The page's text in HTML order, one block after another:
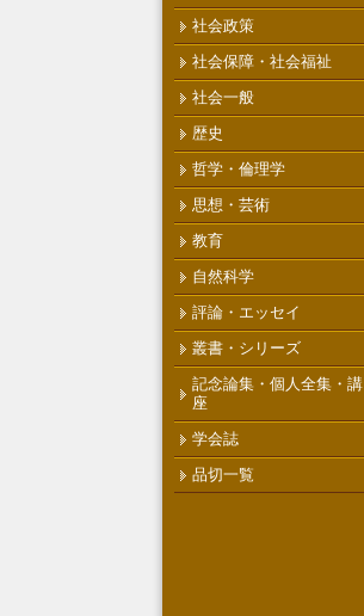
社会政策
社会保障・社会福祉
社会一般
歴史
哲学・倫理学
思想・芸術
教育
自然科学
評論・エッセイ
叢書・シリーズ
記念論集・個人全集・講
座
学会誌
品切一覧